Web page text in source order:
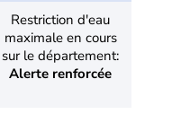
Restriction d'eau
maximale en cours
sur le département:
Alerte renforcée